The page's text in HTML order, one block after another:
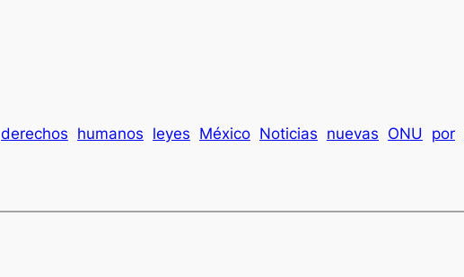
derechos humanos leyes México Noticias nuevas ONU por